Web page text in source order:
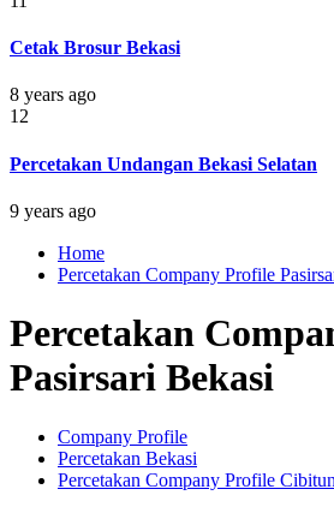
Cetak Brosur Bekasi
8 years ago
12
Percetakan Undangan Bekasi Selatan
9 years ago
Home
Percetakan Company Profile
Percetakan
Pasirsari Bekasi
Company Profile
Percetakan Bekasi
Percetakan Company Profile